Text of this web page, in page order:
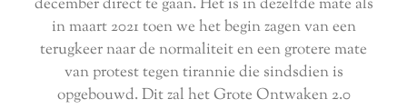
in maart 2021 toen we het begin zagen van een
terugkeer naar de normaliteit en een grotere mate
van protest tegen tirannie die sindsdien is
opgebouwd. Dit zal het Grote Ontwaken 2.0